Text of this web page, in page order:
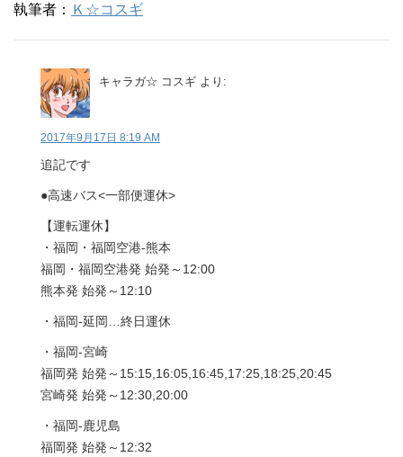
執筆者： Ｋ☆コスギ
キャラガ☆ コスギ より:
2017年9月17日 8:19 AM
追記です
●高速バス<一部便運休>
【運転運休】
・福岡・福岡空港-熊本
福岡・福岡空港発 始発～12:00
熊本発 始発～12:10
・福岡-延岡…終日運休
・福岡-宮崎
福岡発 始発～15:15,16:05,16:45,17:25,18:25,20:45
宮崎発 始発～12:30,20:00
・福岡-鹿児島
福岡発 始発～12:32